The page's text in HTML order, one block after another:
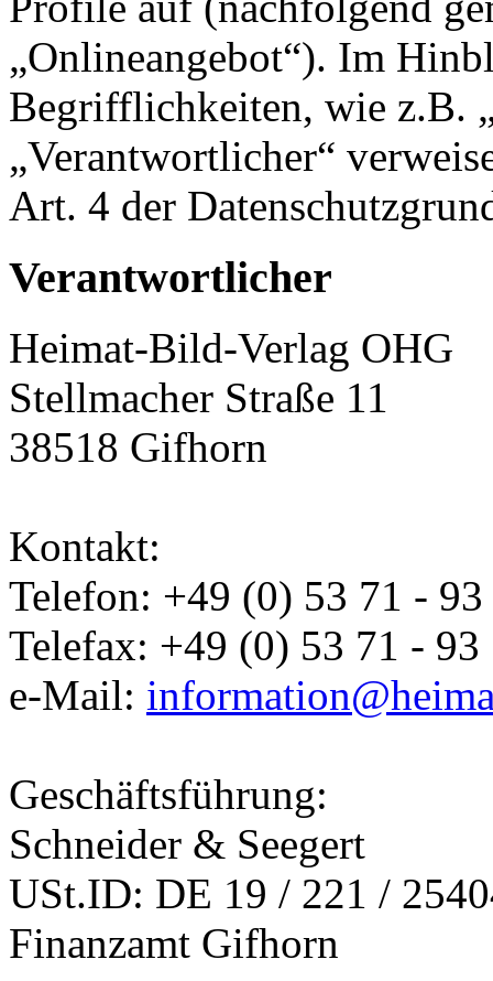
„Onlineangebot“). Im
Begrifflichkeiten, wie z.B.
„Verantwortlicher“
Art. 4 der
Verantwortlicher
Heimat-Bild-Verlag OHG
Stellmacher Straße 11
38518 Gifhorn
Kontakt:
Telefon: +49 (0) 53 71 -
Telefax: +49 (0) 53 71 - 93
e-Mail:
Geschäftsführung:
Schneider & Seegert
USt.ID: DE 19 / 221 /
Finanzamt Gifhorn